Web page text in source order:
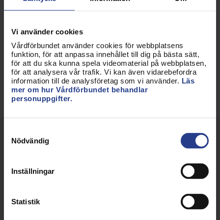
Vi använder cookies
Vårdförbundet använder cookies för webbplatsens
funktion, för att anpassa innehållet till dig på bästa sätt,
för att du ska kunna spela videomaterial på webbplatsen,
för att analysera vår trafik. Vi kan även vidarebefordra
information till de analysföretag som vi använder. Läs
mer om hur Vårdförbundet behandlar
personuppgifter.
Nödvändig
Inställningar
Statistik
Kategorier:
Västerbotten
Dela sidan: